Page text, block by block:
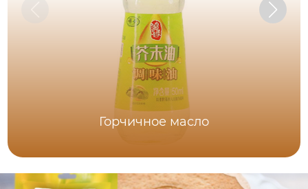
Горчичное масло